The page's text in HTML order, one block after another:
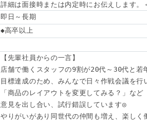
詳細は面接時または内定時にお伝えします。
即日～長期
◆高卒以上
【先輩社員からの一言】
店舗で働くスタッフの9割が20代～30代と若
目標達成のため、みんなで日々作戦会議を行
「商品のレイアウトを変更してみる？」など
意見を出し合い、試行錯誤しています◎
やりがいがあり同世代の仲間も増え、楽しく